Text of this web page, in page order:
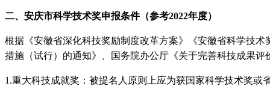
二、 安庆市科学技术奖申报条件（参考2022年度）
根据《安徽省深化科技奖励制度改革方案》《安徽省科学技
措施（试行）的通知》、国务院办公厅《关于完善科技成果
1.重大科技成就奖：被提名人原则上应为获国家科学技术奖